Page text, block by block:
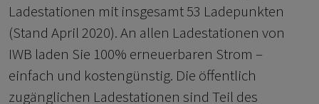
Ladestationen mit insgesamt 53 Ladepunkten
(Stand April 2020). An allen Ladestationen von
IWB laden Sie 100% erneuerbaren Strom –
einfach und kostengünstig. Die öffentlich
zugänglichen Ladestationen sind Teil des